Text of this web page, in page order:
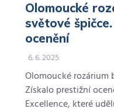
Olomoucké
světové
ocenění
6. 6. 2025
Olomoucké rozárium
Získalo prestižní
Excellence, které